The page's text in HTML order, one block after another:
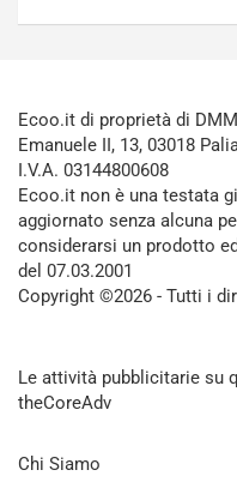
Ecoo.it di proprietà di
Emanuele II, 13, 03018
I.V.A. 03144800608
Ecoo.it non è una testata
aggiornato senza alcuna
considerarsi un prodotto
del 07.03.2001
Copyright ©2026 - Tutti i
Le attività pubblicitarie su
theCoreAdv
Chi Siamo